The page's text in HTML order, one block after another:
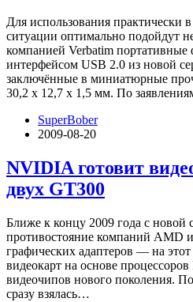
Для использования практически
ситуации оптимально подойдут
компанией Verbatim портативные
интерфейсом USB 2.0 из новой
заключённые в миниатюрные
30,2 х 12,7 х 1,5 мм. По
SuperBober
2009-08-20
NVIDIA готовит
двух GT300
Ближе к концу 2009 года с новой
противостояние компаний AMD
графических адаптеров — на
видеокарт на основе
видеочипов нового поколения.
сразу взялась…